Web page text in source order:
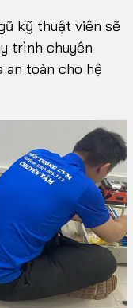
kỹ thuật viên sẽ
trình chuyên
toàn cho hệ